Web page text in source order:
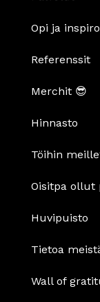
Opi ja
Referenssit
Merchit 😎
Hinnasto
Töihin
Oisitpa ollut
Huvipuisto
Tietoa
Wall of